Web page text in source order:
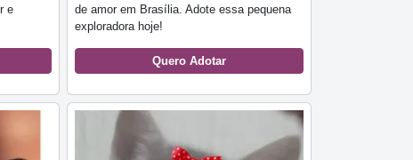
e
de amor em Brasília. Adote essa pequena
exploradora hoje!
Quero Adotar